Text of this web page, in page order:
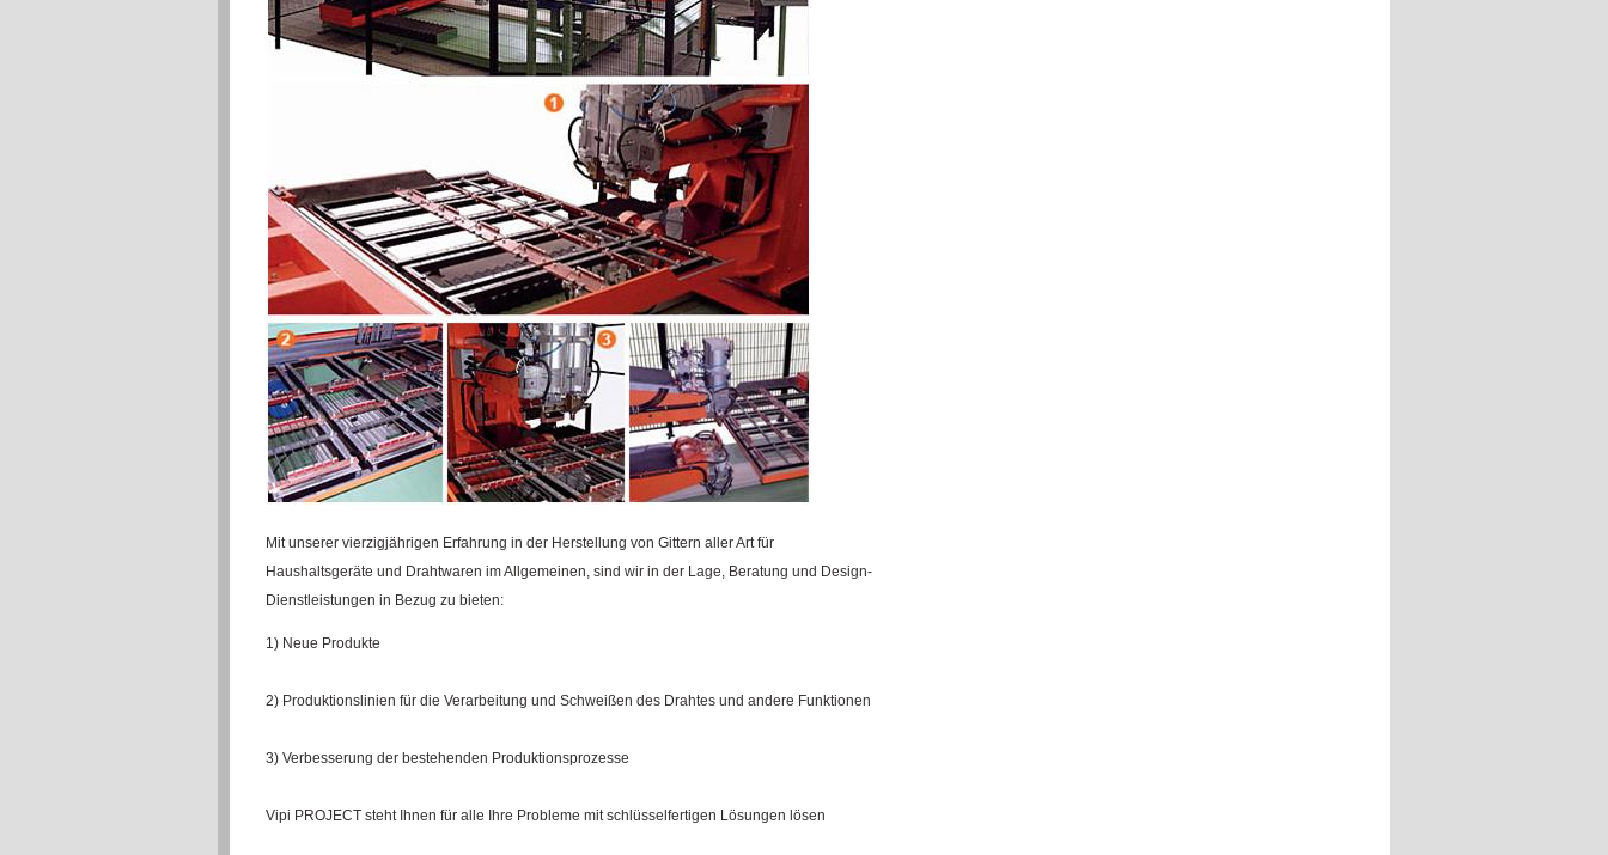
Mit unserer vierzigjährigen Erfahrung in der Herstellung von Gittern aller Art für
Haushaltsgeräte und Drahtwaren im Allgemeinen, sind wir in der Lage, Beratung und Design-
Dienstleistungen in Bezug zu bieten:
1) Neue Produkte
2) Produktionslinien für die Verarbeitung und Schweißen des Drahtes und andere Funktionen
3) Verbesserung der bestehenden Produktionsprozesse
Vipi PROJECT steht Ihnen für alle Ihre Probleme mit schlüsselfertigen Lösungen lösen